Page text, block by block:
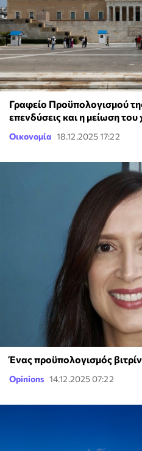
Γραφείο Προϋπολογισμού
επενδύσεις και η μείωση
Οικονομία 18.12.2025 17:22
Ένας προϋπολογισμός
Opinions 14.12.2025 07:22